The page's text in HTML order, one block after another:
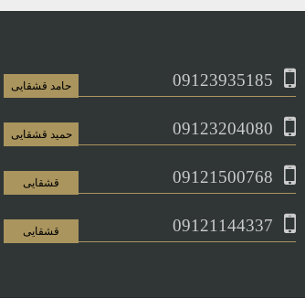
09123935185 حامد قشقایی
09123204080 حمید قشقایی
09121500768 قشقایی
09121144337 قشقایی